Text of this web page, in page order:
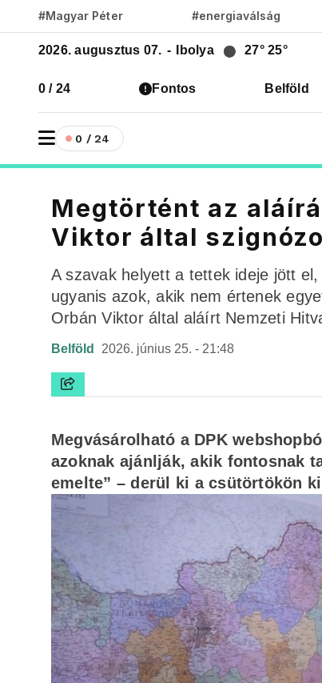
#Magyar Péter #energiaválság
2026. augusztus 07. - Ibolya 27° 25°
0 / 24 Fontos Belföld
0 / 24
Megtörtént az
Viktor által
A szavak helyett a tettek ideje jött
ugyanis azok, akik nem értenek
Orbán Viktor által aláírt Nemzeti
Belföld 2026. június 25. - 21:48
Megvásárolható a DPK
azoknak ajánlják, akik fontosnak
emelte” – derül ki a csütörtökön